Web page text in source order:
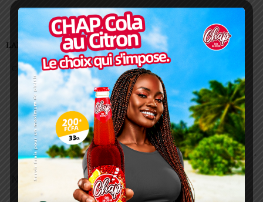
LAISSER UN COMMENTAIRE